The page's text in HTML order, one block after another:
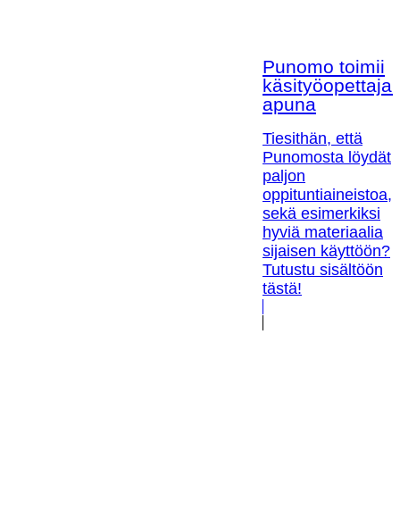
Punomo toimii
apuna
Tiesithän, että
Punomosta löydät
paljon
oppituntiaineistoa,
sekä esimerkiksi
hyviä materiaalia
sijaisen käyttöön?
Tutustu sisältöön
tästä!